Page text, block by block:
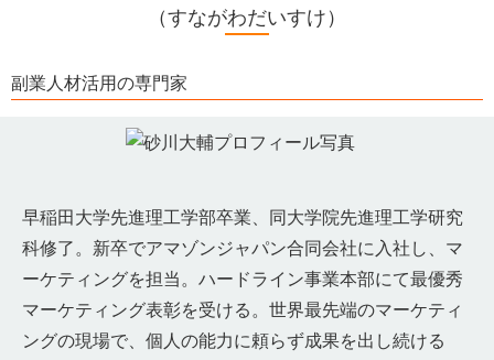
（すながわだいすけ）
副業人材活用の専門家
早稲田大学先進理工学部卒業、同大学院先進理工学研究
科修了。新卒でアマゾンジャパン合同会社に入社し、マ
ーケティングを担当。ハードライン事業本部にて最優秀
マーケティング表彰を受ける。世界最先端のマーケティ
ングの現場で、個人の能力に頼らず成果を出し続ける